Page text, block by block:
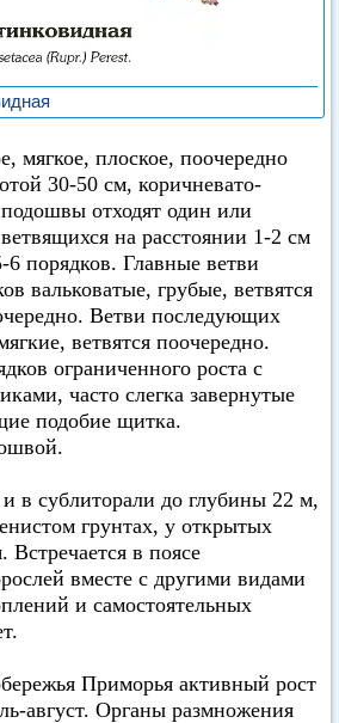
мягкое, плоское, поочередно
30-50 см, коричневато-
отходят один или
на расстоянии 1-2 см
6 порядков. Главные ветви
вальковатые, грубые, ветвятся
Ветви последующих
ветвятся поочередно.
ограниченного роста с
часто слегка завернутые
подобие щитка.
и в сублиторали до глубины 22 м,
грунтах, у открытых
Встречается в поясе
вместе с другими видами
и самостоятельных
Приморья активный рост
август. Органы размножения